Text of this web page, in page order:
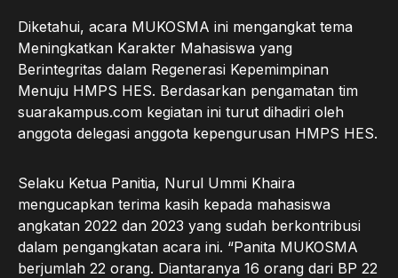
Diketahui, acara MUKOSMA ini mengangkat tema
Meningkatkan Karakter Mahasiswa yang
Berintegritas dalam Regenerasi Kepemimpinan
Menuju HMPS HES. Berdasarkan pengamatan tim
suarakampus.com kegiatan ini turut dihadiri oleh
anggota delegasi anggota kepengurusan HMPS HES.
Selaku Ketua Panitia, Nurul Ummi Khaira
mengucapkan terima kasih kepada mahasiswa
angkatan 2022 dan 2023 yang sudah berkontribusi
dalam pengangkatan acara ini. “Panita MUKOSMA
berjumlah 22 orang. Diantaranya 16 orang dari BP 22